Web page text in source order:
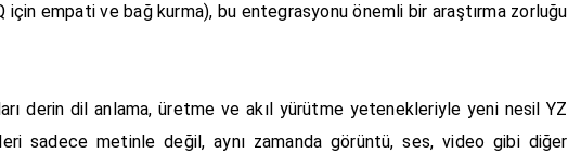
empati ve bağ kurma), bu entegrasyonu önemli bir araştırma zorluğu
derin dil anlama, üretme ve akıl yürütme yetenekleriyle yeni nesil YZ
sadece metinle değil, aynı zamanda görüntü, ses, video gibi diğer